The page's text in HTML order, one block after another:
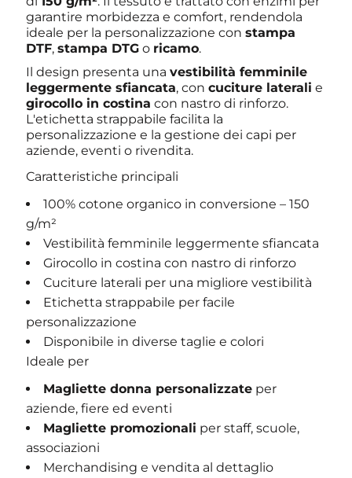
garantire morbidezza e comfort, rendendola
ideale per la personalizzazione constampa
DTF,stampa DTG o ricamo.
Il design presenta unavestibilità femminile
leggermente sfiancata, concuciture laterali e
girocollo in costina con nastro di rinforzo.
L'etichetta strappabile facilita la
personalizzazione e la gestione dei capi per
aziende, eventi o rivendita.
Caratteristiche principali
100% cotone organico in conversione – 150
g/m²
Vestibilità femminile leggermente sfiancata
Girocollo in costina con nastro di rinforzo
Cuciture laterali per una migliore vestibilità
Etichetta strappabile per facile
personalizzazione
Disponibile in diverse taglie e colori
Ideale per
Magliette donna personalizzate per
aziende, fiere ed eventi
Magliette promozionali per staff, scuole,
associazioni
Merchandising e vendita al dettaglio